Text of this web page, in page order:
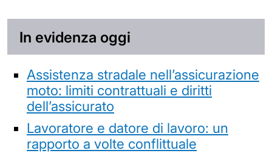
In evidenza oggi
Assistenza stradale nell’assicurazione
moto: limiti contrattuali e diritti
dell’assicurato
Lavoratore e datore di lavoro: un
rapporto a volte conflittuale